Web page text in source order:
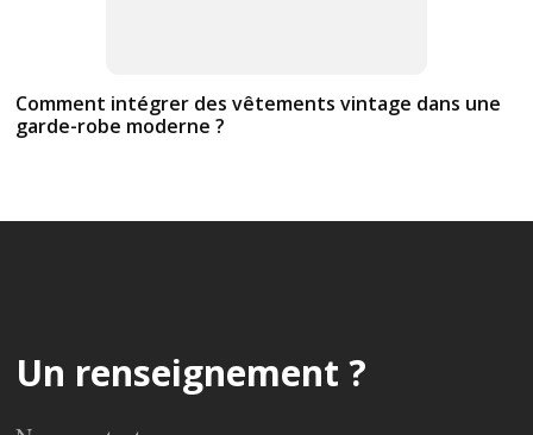
Comment intégrer des vêtements vintage dans une
garde-robe moderne ?
Un renseignement ?